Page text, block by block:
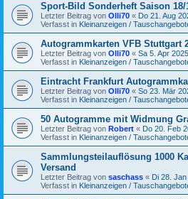
Sport-Bild Sonderheft Saison 18/
Letzter Beitrag von Olli70 « Do 21. Aug
Verfasst in Kleinanzeigen /
Autogrammkarten VFB Stuttgart
Letzter Beitrag von Olli70 « Sa 5. Apr
Verfasst in Kleinanzeigen /
Eintracht Frankfurt
Letzter Beitrag von Olli70 « So 23. Mär
Verfasst in Kleinanzeigen /
50 Autogramme mit Widmung
Letzter Beitrag von Robert « Do 20. Feb
Verfasst in Kleinanzeigen /
Sammlungsteilauflösung 1000
Versand
Letzter Beitrag von saschass « Di 28.
Verfasst in Kleinanzeigen /